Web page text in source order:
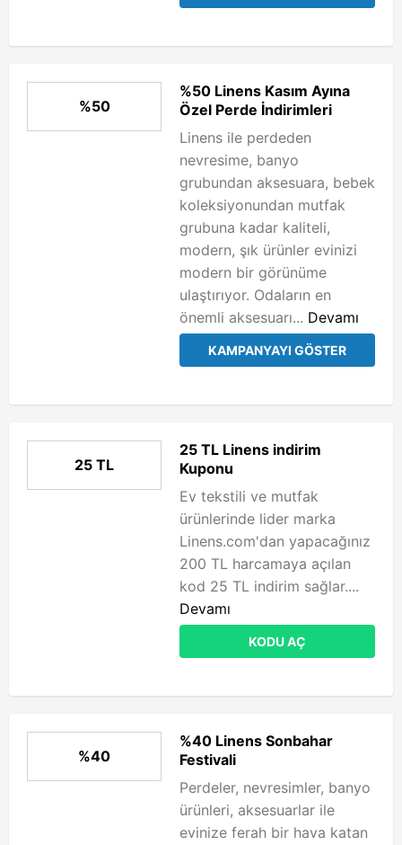
%50
%50 Linens Kasım Ayına
Özel Perde İndirimleri
Linens ile perdeden
nevresime, banyo
grubundan aksesuara, bebek
koleksiyonundan mutfak
grubuna kadar kaliteli,
modern, şık ürünler evinizi
modern bir görünüme
ulaştırıyor. Odaların en
önemli aksesuarı... Devamı
KAMPANYAYI GÖSTER
25 TL
25 TL Linens indirim
Kuponu
Ev tekstili ve mutfak
ürünlerinde lider marka
Linens.com'dan yapacağınız
200 TL harcamaya açılan
kod 25 TL indirim sağlar....
Devamı
KODU AÇ
%40
%40 Linens Sonbahar
Festivali
Perdeler, nevresimler, banyo
ürünleri, aksesuarlar ile
evinize ferah bir hava katan